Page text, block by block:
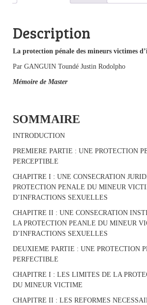
Description
La protection pénale des mineurs victimes
Par GANGUIN Toundé Justin Rodolpho
Mémoire de Master
SOMMAIRE
INTRODUCTION
PREMIERE PARTIE : UNE PROTECTION
PERCEPTIBLE
CHAPITRE I : UNE CONSECRATION
PROTECTION PENALE DU MINEUR
D’INFRACTIONS SEXUELLES
CHAPITRE II : UNE CONSECRATION
LA PROTECTION PEANLE DU MINEUR
D’INFRACTIONS SEXUELLES
DEUXIEME PARTIE : UNE PROTECTION
PERFECTIBLE
CHAPITRE I : LES LIMITES DE LA
DU MINEUR VICTIME
CHAPITRE II : LES REFORMES